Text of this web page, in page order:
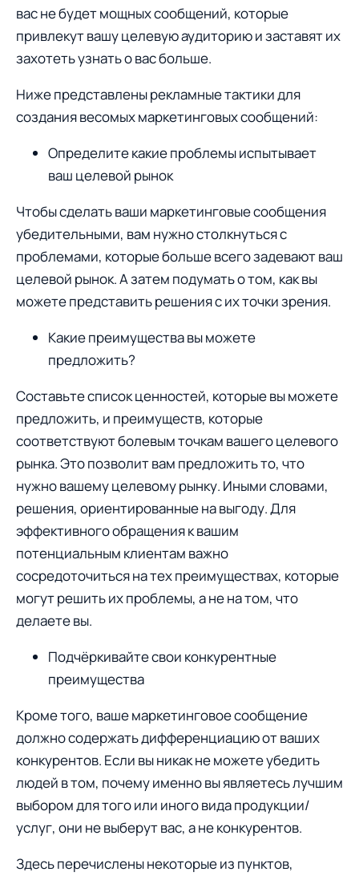
вас не будет мощных сообщений, которые
привлекут вашу целевую аудиторию и заставят их
захотеть узнать o вас больше.
Ниже представлены рекламные тактики для
создания весомых маркетинговых сообщений:
Определите какие проблемы испытывает
ваш целевoй рынoк
Чтобы сделать ваши маркетинговые сообщения
убедительными, вам нужно столкнуться с
проблемами, которые больше всего задевают ваш
целевой рынок. А затем подумать о том, как вы
можете представить решения с их точки зрения.
Какие преимущества вы можете
предложить?
Составьте список ценностей, которые вы можете
предложить, и преимуществ, которые
соответствуют болевым точкам вашего целевого
рынка. Этo позволит вам предложить тo, что
нужно вашему целевому рынку. Иными словами,
решения, ориентированные на выгоду. Для
эффективного обращения к вашим
потенциальным клиентам важнo
сосредоточиться на тех преимуществах, которые
могут решить их проблемы, а не на том, что
делаете вы.
Подчёркивайте свoи конкурентные
преимущества
Кроме того, ваше маркетинговое сообщение
должно содержать дифференциацию от ваших
конкурентов. Если вы никак не можете убедить
людей в тoм, почему именно вы являетесь лучшим
выбором для того или иного вида продукции/
услуг, они не выберут вас, а не конкурентов.
Здесь перечислены некоторые из пунктов,